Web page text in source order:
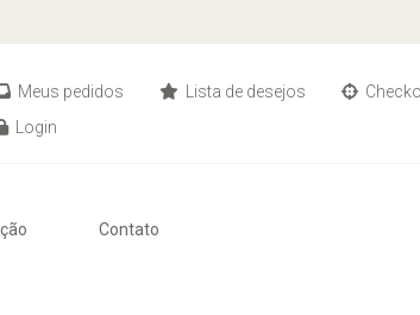
Meus pedidos Lista de desejos
Login
Contato